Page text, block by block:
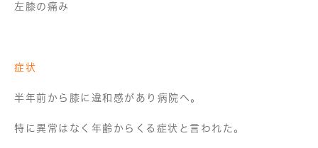
左膝の痛み
症状
半年前から膝に違和感があり病院へ。
特に異常はなく年齢からくる症状と言われた。